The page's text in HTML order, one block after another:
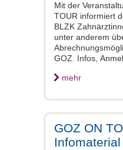
Mit der
TOUR informiert
BLZK
unter anderem
GOZ. Infos,
mehr
GOZ ON
Infomaterial